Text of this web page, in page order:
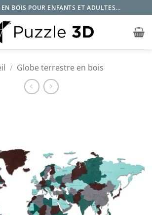
BOIS POUR ENFANTS ET ADULTES...
/ Globe terrestre en bois